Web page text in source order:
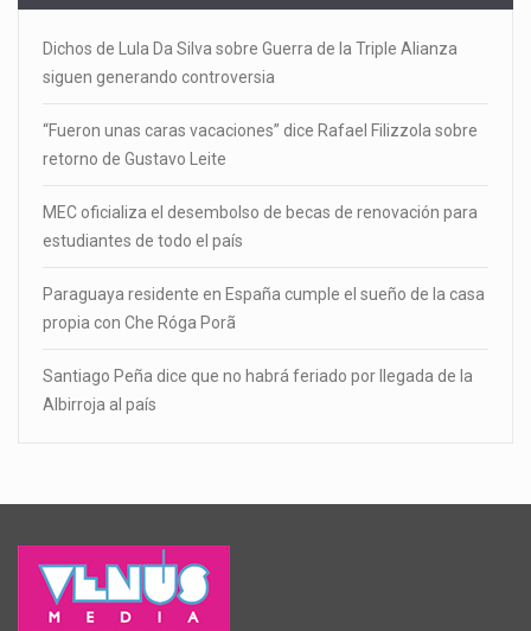
Dichos de Lula Da Silva sobre Guerra de la Triple Alianza
siguen generando controversia
“Fueron unas caras vacaciones” dice Rafael Filizzola sobre
retorno de Gustavo Leite
MEC oficializa el desembolso de becas de renovación para
estudiantes de todo el país
Paraguaya residente en España cumple el sueño de la casa
propia con Che Róga Porã
Santiago Peña dice que no habrá feriado por llegada de la
Albirroja al país